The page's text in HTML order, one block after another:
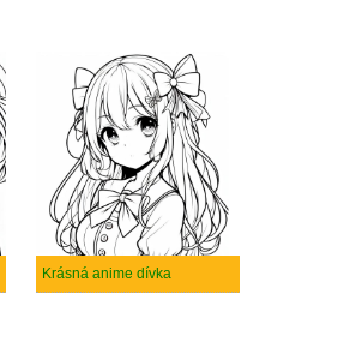
Krásná anime dívka